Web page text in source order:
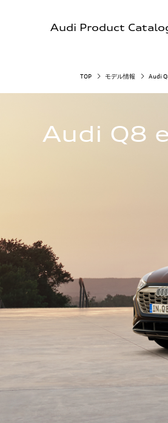
Audi Product
TOP モデル情報 Audi
Audi Q8